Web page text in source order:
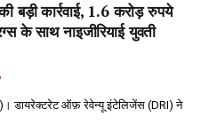
बड़ी कार्रवाई, 1.6 करोड़ रुपये
के साथ नाइजीरियाई युवती
डायरेक्टरेट ऑफ़ रेवेन्यू इंटेलिजेंस (DRI) ने